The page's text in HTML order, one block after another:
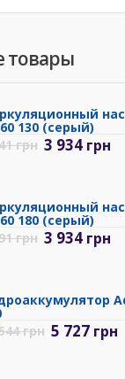
товары
130 (серый)
грн 3 934 грн
180 (серый)
грн 3 934 грн
грн 5 727 грн